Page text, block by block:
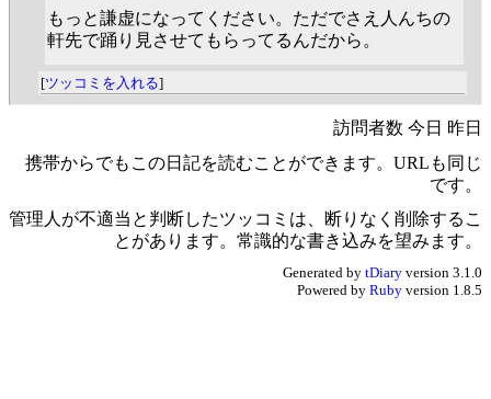
もっと謙虚になってください。ただでさえ人んちの
軒先で踊り見させてもらってるんだから。
[ツッコミを入れる]
訪問者数 今日 昨日
携帯からでもこの日記を読むことができます。URLも同じ
です。
管理人が不適当と判断したツッコミは、断りなく削除するこ
とがあります。常識的な書き込みを望みます。
Generated by tDiary version 3.1.0
Powered by Ruby version 1.8.5